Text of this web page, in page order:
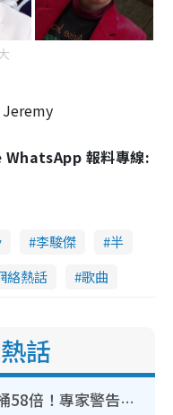
Jeremy
報料專線:
李駿傑
半
絡熱話 歌曲
話
行李清潔｜車轆污糟過馬桶58倍！專家警告忌用酒精抹 教1招免污手除菌